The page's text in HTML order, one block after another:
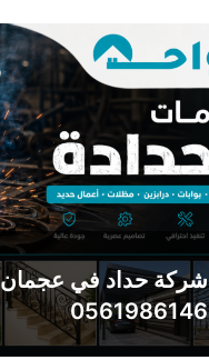
شركة حداد في عجمان
0561986146